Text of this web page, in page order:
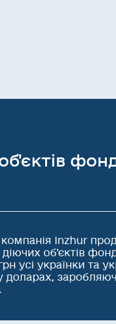
Inzhur
об’єктів
усі українки та
у доларах,